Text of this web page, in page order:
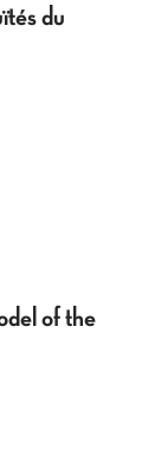
du
of the